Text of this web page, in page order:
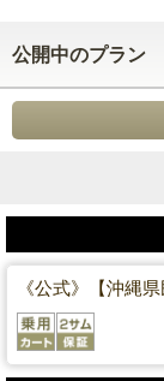
公開中のプラン
《公式》【沖縄